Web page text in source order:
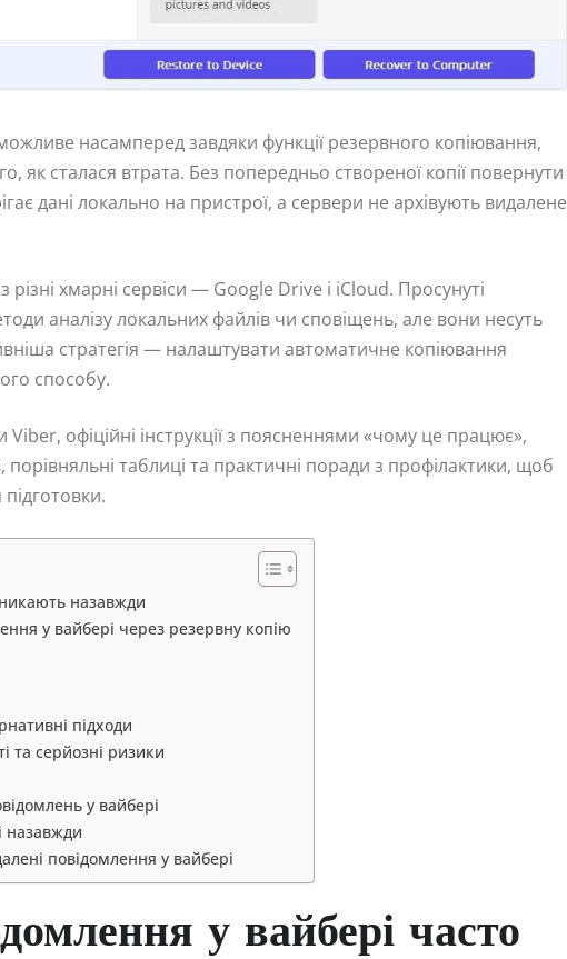
насамперед завдяки функції резервного копіювання,
як сталася втрата. Без попередньо створеної копії повернути
дані локально на пристрої, а сервери не архівують видалене
хмарні сервіси — Google Drive і iCloud. Просунуті
аналізу локальних файлів чи сповіщень, але вони несуть
стратегія — налаштувати автоматичне копіювання
способу.
офіційні інструкції з поясненнями «чому це працює»,
порівняльні таблиці та практичні поради з профілактики, щоб
назавжди
у вайбері через резервну копію
підходи
та серйозні ризики
у вайбері
назавжди
повідомлення у вайбері
у вайбері часто